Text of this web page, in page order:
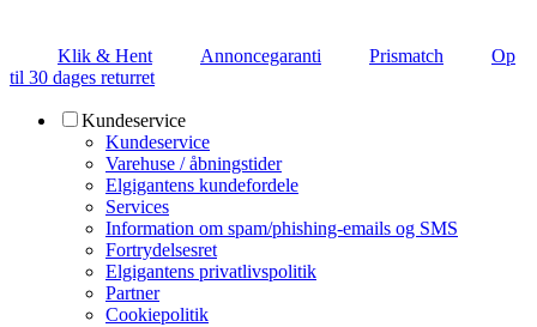
Klik & Hent Annoncegaranti Prismatch
Op
til 30 dages returret
Kundeservice
Kundeservice
Varehuse / åbningstider
Elgigantens kundefordele
Services
Information om spam/phishing-emails og SMS
Fortrydelsesret
Elgigantens privatlivspolitik
Partner
Cookiepolitik